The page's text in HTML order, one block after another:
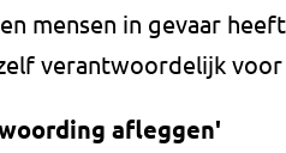
mensen in gevaar
verantwoordelijk
afleggen'